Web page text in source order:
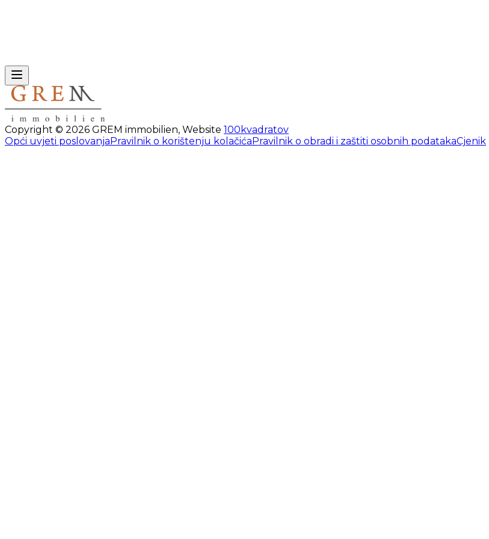
Copyright © 2026 GREM immobilien, Website 100kvadratov
Opći uvjeti poslovanjaPravilnik o korištenju kolačićaPravilnik o obradi i zaštiti osobnih podatakaCjenik